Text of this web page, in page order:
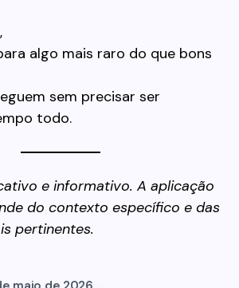
algo mais raro do que bons
sem precisar ser
todo.
e informativo. A aplicação
do contexto específico e das
pertinentes.